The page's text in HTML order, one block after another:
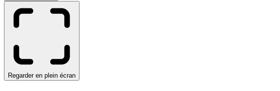
Regarder en plein écran